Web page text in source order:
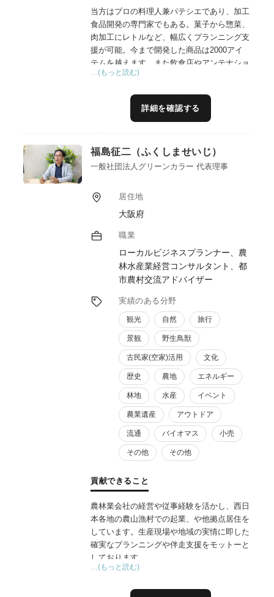
当方はプロの料理人兼パテシエであり、加工
食品開発の専門家でもある。菓子から惣菜、
肉加工にレトルなど、幅広くプランニング支
援が可能。今まで開発した商品は2000アイ
テムを越えます。また飲食店やアンテナショ
ップを年間20店舗(合計300店舗以上)ペース
出せる飲食ビジネスを指導実施。更には当方
既存販路先があり、出口戦略を手厚くサポー
…(もっと読む)
詳細を確認する
福島征二（ふくしませいじ）
一般社団法人グリーンカラー 代表理事
居住地
大阪府
職業
ローカルビジネスプランナー、農
林水産業経営コンサルタント、都
市農村交流アドバイザー
実績のある分野
観光 自然 旅行
景観 野生鳥獣
古民家(空家)活用 文化
歴史 農地 エネルギー
林地 水産 イベント
農業遺産 アウトドア
流通 バイオマス 小売
その他 その他
貢献できること
農林業会社の経営や従事経験を活かし、西日
本各地の農山漁村での起業、や他拠点居住を
しています。生産現場や地域の実情に即した
確実なプランニングや伴走支援をモットーと
しております。
…(もっと読む)